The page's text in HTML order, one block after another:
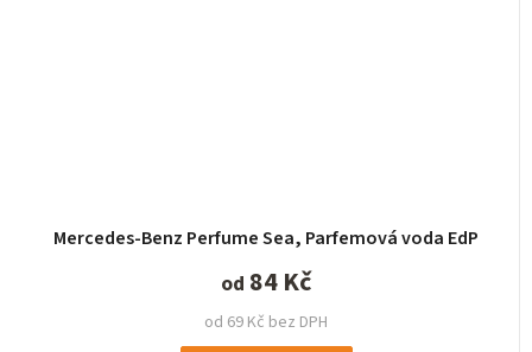
Mercedes-Benz Perfume Sea, Parfemová voda EdP
od 69 Kč bez DPH
od 84 Kč